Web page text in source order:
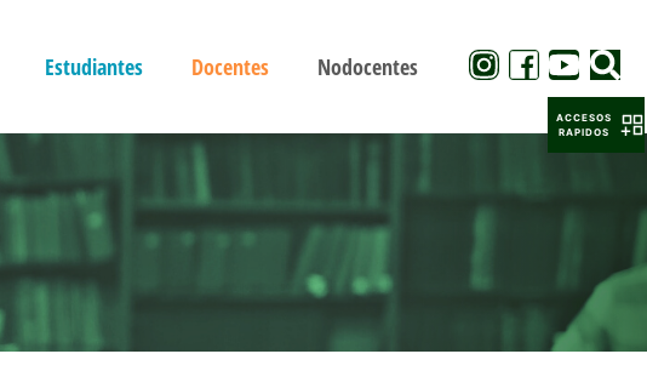
Estudiantes Docentes Nodocentes
ACCESOS
RAPIDOS